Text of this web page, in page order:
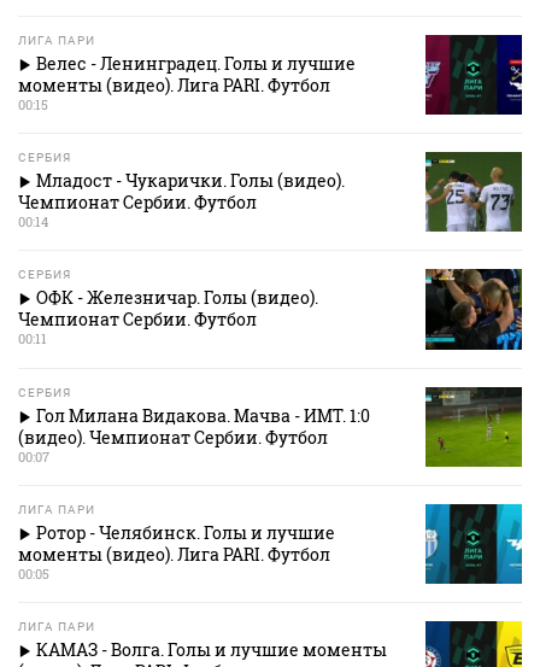
ЛИГА ПАРИ
Велес - Ленинградец. Голы и лучшие
моменты (видео). Лига PARI. Футбол
00:15
СЕРБИЯ
Младост - Чукарички. Голы (видео).
Чемпионат Сербии. Футбол
00:14
СЕРБИЯ
ОФК - Железничар. Голы (видео).
Чемпионат Сербии. Футбол
00:11
СЕРБИЯ
Гол Милана Видакова. Мачва - ИМТ. 1:0
(видео). Чемпионат Сербии. Футбол
00:07
ЛИГА ПАРИ
Ротор - Челябинск. Голы и лучшие
моменты (видео). Лига PARI. Футбол
00:05
ЛИГА ПАРИ
КАМАЗ - Волга. Голы и лучшие моменты